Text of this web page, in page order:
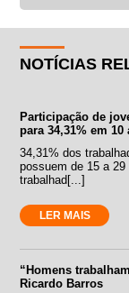
NOTÍCIAS
Participação de
para 34,31% em 10
34,31% dos
possuem de 15 a
trabalhad[...]
LER MAIS
“Homens
Ricardo Barros